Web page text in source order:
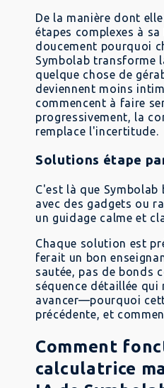
De la manière dont
étapes complexes à
doucement pourquoi
Symbolab transforme
quelque chose de
deviennent moins
commencent à faire
progressivement, la
remplace l'incertitude.
Solutions étape
C'est là que Symbolab
avec des gadgets ou
un guidage calme et
Chaque solution est
ferait un bon
sautée, pas de bonds
séquence détaillée
avancer—pourquoi
précédente, et
Comment
calculatrice